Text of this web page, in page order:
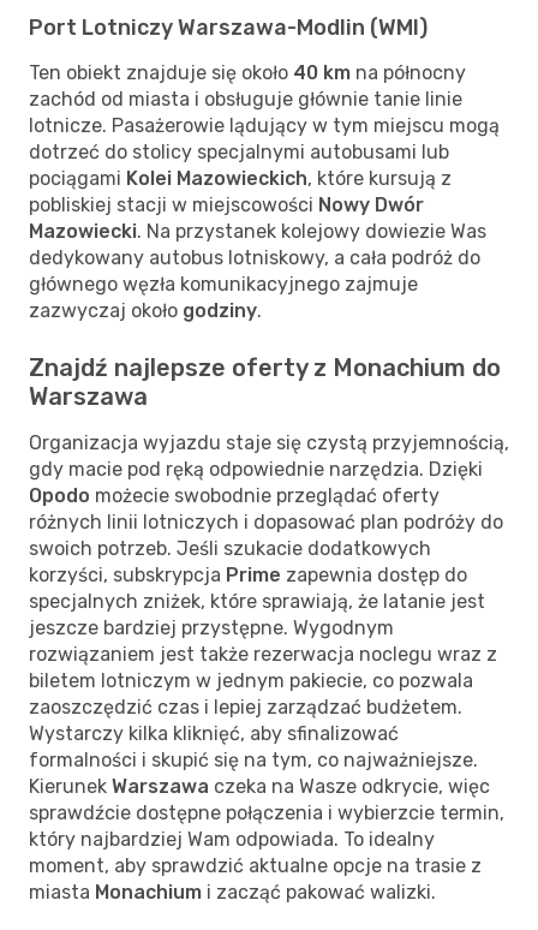
Port Lotniczy Warszawa-Modlin (WMI)
Ten obiekt znajduje się około 40 km na północny
zachód od miasta i obsługuje głównie tanie linie
lotnicze. Pasażerowie lądujący w tym miejscu mogą
dotrzeć do stolicy specjalnymi autobusami lub
pociągami Kolei Mazowieckich, które kursują z
pobliskiej stacji w miejscowości Nowy Dwór
Mazowiecki. Na przystanek kolejowy dowiezie Was
dedykowany autobus lotniskowy, a cała podróż do
głównego węzła komunikacyjnego zajmuje
zazwyczaj około godziny.
Znajdź najlepsze oferty z Monachium do
Warszawa
Organizacja wyjazdu staje się czystą przyjemnością,
gdy macie pod ręką odpowiednie narzędzia. Dzięki
Opodo możecie swobodnie przeglądać oferty
różnych linii lotniczych i dopasować plan podróży do
swoich potrzeb. Jeśli szukacie dodatkowych
korzyści, subskrypcja Prime zapewnia dostęp do
specjalnych zniżek, które sprawiają, że latanie jest
jeszcze bardziej przystępne. Wygodnym
rozwiązaniem jest także rezerwacja noclegu wraz z
biletem lotniczym w jednym pakiecie, co pozwala
zaoszczędzić czas i lepiej zarządzać budżetem.
Wystarczy kilka kliknięć, aby sfinalizować
formalności i skupić się na tym, co najważniejsze.
Kierunek Warszawa czeka na Wasze odkrycie, więc
sprawdźcie dostępne połączenia i wybierzcie termin,
który najbardziej Wam odpowiada. To idealny
moment, aby sprawdzić aktualne opcje na trasie z
miasta Monachium i zacząć pakować walizki.